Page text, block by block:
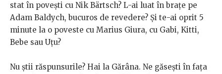
stat în povești cu Nik Bärtsch? L-ai luat în brațe pe
Adam Baldych, bucuros de revedere? Și te-ai oprit 5
minute la o poveste cu Marius Giura, cu Gabi, Kitti,
Bebe sau Uțu?
Nu știi răspunsurile? Hai la Gărâna. Ne găsești în fața